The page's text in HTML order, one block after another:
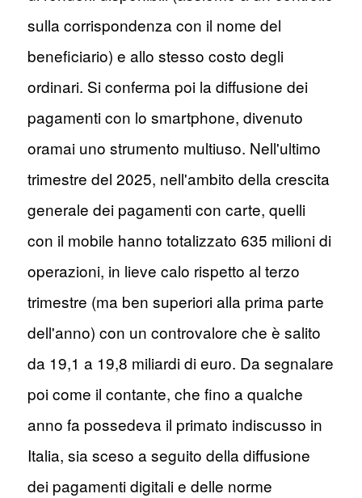
sulla corrispondenza con il nome del
beneficiario) e allo stesso costo degli
ordinari. Si conferma poi la diffusione dei
pagamenti con lo smartphone, divenuto
oramai uno strumento multiuso. Nell'ultimo
trimestre del 2025, nell'ambito della crescita
generale dei pagamenti con carte, quelli
con il mobile hanno totalizzato 635 milioni di
operazioni, in lieve calo rispetto al terzo
trimestre (ma ben superiori alla prima parte
dell'anno) con un controvalore che è salito
da 19,1 a 19,8 miliardi di euro. Da segnalare
poi come il contante, che fino a qualche
anno fa possedeva il primato indiscusso in
Italia, sia sceso a seguito della diffusione
dei pagamenti digitali e delle norme